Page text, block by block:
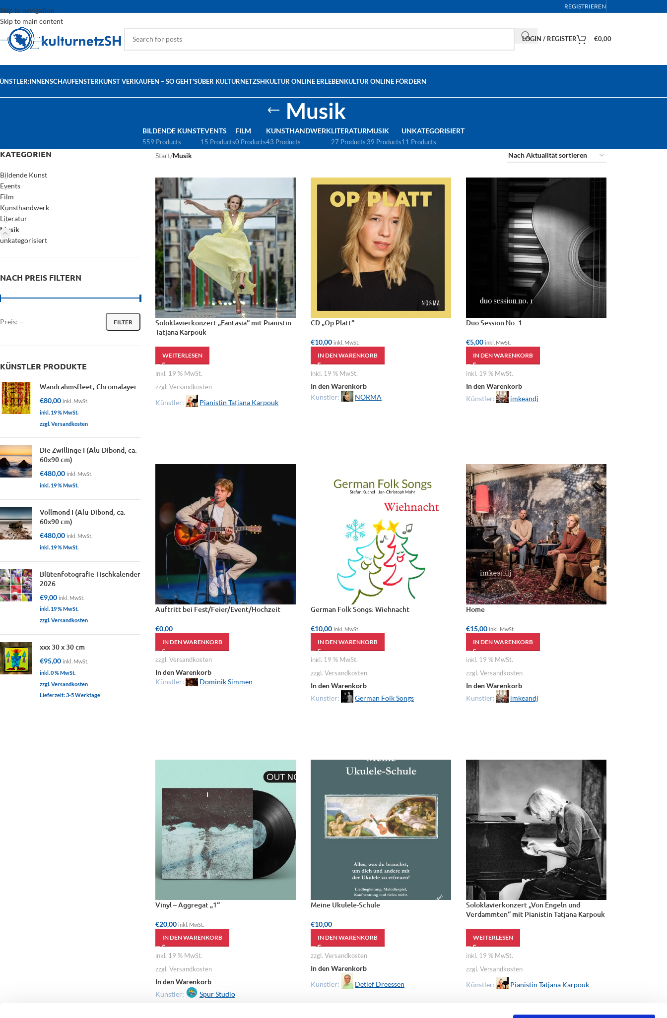
Skip to navigation
Skip to main content
REGISTRIEREN
LOGIN / REGISTER €0,00
SCHAUFENSTERKUNST VERKAUFEN – SO GEHT’SÜBER KULTURNETZSHKULTUR ONLINE ERLEBENKULTUR ONLINE FÖRDERN
Musik
BILDENDE KUNST
559 Products
EVENTS
15 Products
FILM
0 Products
KUNSTHANDWERK
43 Products
LITERATUR
27 Products
MUSIK
39 Products
UNKATEGORISIERT
11 Products
KATEGORIEN
Bildende Kunst
Events
Film
Kunsthandwerk
Literatur
Musik
unkategorisiert
NACH PREIS FILTERN
FILTER
Preis: —
KÜNSTLER PRODUKTE
Wandrahmsfleet, Chromalayer
€80,00 inkl. MwSt.
inkl. 19 % MwSt.
zzgl. Versandkosten
Die Zwillinge I (Alu-Dibond, ca.
60x90 cm)
€480,00 inkl. MwSt.
inkl. 19 % MwSt.
Vollmond I (Alu-Dibond, ca.
60x90 cm)
€480,00 inkl. MwSt.
inkl. 19 % MwSt.
Blütenfotografie Tischkalender
2026
€9,00 inkl. MwSt.
inkl. 19 % MwSt.
zzgl. Versandkosten
xxx 30 x 30 cm
€95,00 inkl. MwSt.
inkl. 0 % MwSt.
zzgl. Versandkosten
Lieferzeit:3-5 Werktage
Start/Musik
Soloklavierkonzert „Fantasia“ mit Pianistin
Tatjana Karpouk
WEITERLESEN
inkl. 19 % MwSt.
zzgl. Versandkosten
Künstler: Pianistin Tatjana Karpouk
CD „Op Platt“
€10,00 inkl. MwSt.
IN DEN WARENKORB
inkl. 19 % MwSt.
In den Warenkorb
Künstler:
NORMA
Duo Session No. 1
€5,00 inkl. MwSt.
IN DEN WARENKORB
inkl. 19 % MwSt.
In den Warenkorb
Künstler:
imkeandj
Auftritt bei Fest/Feier/Event/Hochzeit
€0,00
IN DEN WARENKORB
zzgl. Versandkosten
In den Warenkorb
Künstler:
Dominik Simmen
German Folk Songs: Wiehnacht
€10,00 inkl. MwSt.
IN DEN WARENKORB
inkl. 19 % MwSt.
zzgl. Versandkosten
In den Warenkorb
Künstler:
German Folk Songs
Home
€15,00 inkl. MwSt.
IN DEN WARENKORB
inkl. 19 % MwSt.
zzgl. Versandkosten
In den Warenkorb
Künstler:
imkeandj
Vinyl – Aggregat „1“
€20,00 inkl. MwSt.
IN DEN WARENKORB
inkl. 19 % MwSt.
zzgl. Versandkosten
In den Warenkorb
Künstler:
Spur Studio
Meine Ukulele-Schule
€10,00
IN DEN WARENKORB
zzgl. Versandkosten
In den Warenkorb
Künstler:
Detlef Dreessen
Soloklavierkonzert „Von Engeln und
Verdammten“ mit Pianistin Tatjana Karpouk
WEITERLESEN
inkl. 19 % MwSt.
zzgl. Versandkosten
Künstler: Pianistin Tatjana Karpouk